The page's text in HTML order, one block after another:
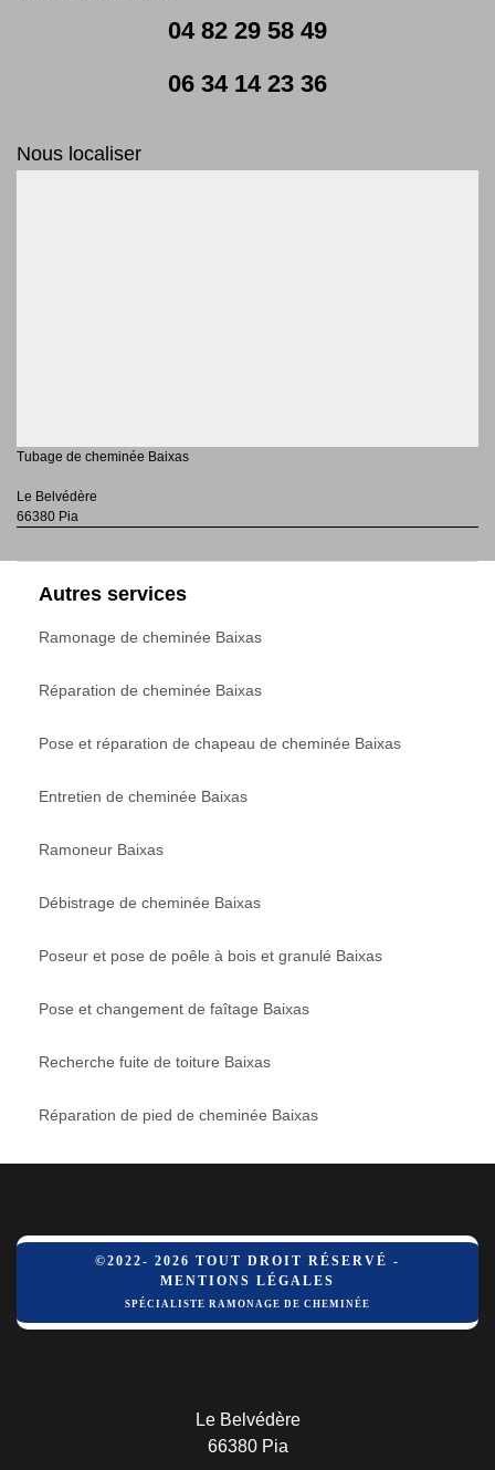
04 82 29 58 49
06 34 14 23 36
Nous localiser
Tubage de cheminée Baixas
Le Belvédère
66380 Pia
Autres services
Ramonage de cheminée Baixas
Réparation de cheminée Baixas
Pose et réparation de chapeau de cheminée Baixas
Entretien de cheminée Baixas
Ramoneur Baixas
Débistrage de cheminée Baixas
Poseur et pose de poêle à bois et granulé Baixas
Pose et changement de faîtage Baixas
Recherche fuite de toiture Baixas
Réparation de pied de cheminée Baixas
©2022- 2026 TOUT DROIT RÉSERVÉ -
MENTIONS LÉGALES
SPÉCIALISTE RAMONAGE DE CHEMINÉE
Le Belvédère
66380 Pia